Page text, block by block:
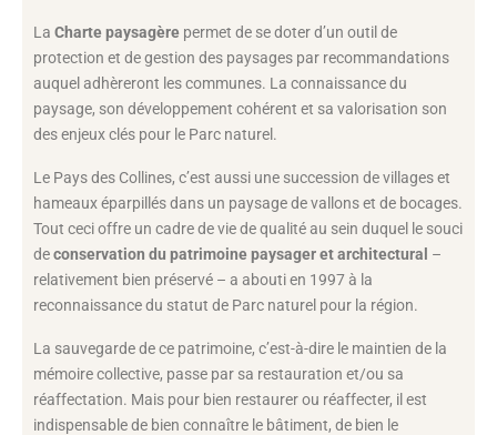
La Charte paysagère permet de se doter d’un outil de
protection et de gestion des paysages par recommandations
auquel adhèreront les communes. La connaissance du
paysage, son développement cohérent et sa valorisation son
des enjeux clés pour le Parc naturel.
Le Pays des Collines, c’est aussi une succession de villages et
hameaux éparpillés dans un paysage de vallons et de bocages.
Tout ceci offre un cadre de vie de qualité au sein duquel le souci
deconservation du patrimoine paysager et architectural –
relativement bien préservé – a abouti en 1997 à la
reconnaissance du statut de Parc naturel pour la région.
La sauvegarde de ce patrimoine, c’est-à-dire le maintien de la
mémoire collective, passe par sa restauration et/ou sa
réaffectation. Mais pour bien restaurer ou réaffecter, il est
indispensable de bien connaître le bâtiment, de bien le